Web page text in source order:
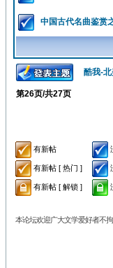
中国古代名曲鉴赏
酷我-
第26页/共27页
有新帖
有新帖 [ 热门 ]
有新帖 [ 解锁 ]
本论坛欢迎广大文学爱好者不